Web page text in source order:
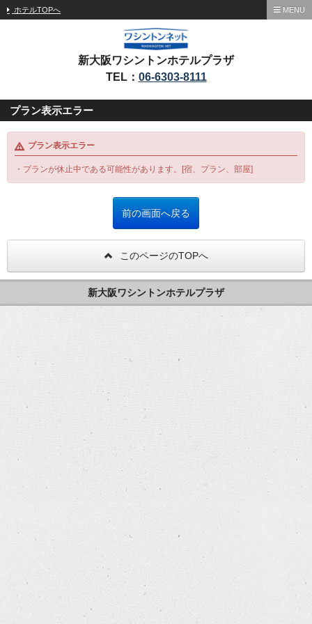
ホテルTOPへ MENU
新大阪ワシントンホテルプラザ
TEL： 06-6303-8111
プラン表示エラー
プラン表示エラー
・プランが休止中である可能性があります。[宿、プラン、部屋]
このページのTOPへ
新大阪ワシントンホテルプラザ